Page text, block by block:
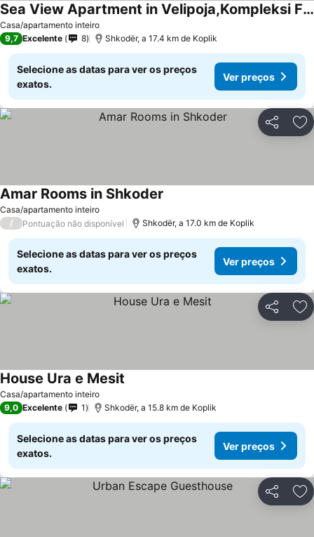
Casa/apartamento inteiro
Sea View Apartment in Velipoja,Kompleksi Fishta
Ver preços
9,7 Excelente 8 Shkodër, a 17.4 km de Koplik
Selecione as datas para ver os preços
exatos.
Ver preços
Partilhar
Casa/apartamento inteiro
Amar Rooms in Shkoder
/ Pontuação não disponível Shkodër, a 17.0 km de Koplik
Selecione as datas para ver os preços
exatos.
Ver preços
Partilhar
Casa/apartamento inteiro
House Ura e Mesit
9,0 Excelente 1 Shkodër, a 15.8 km de Koplik
Selecione as datas para ver os preços
exatos.
Ver preços
Partilhar